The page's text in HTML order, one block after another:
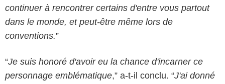
continuer à rencontrer certains d'entre vous partout
dans le monde, et peut-être même lors de
conventions.”
“Je suis honoré d'avoir eu la chance d'incarner ce
personnage emblématique,” a-t-il conclu. “J'ai donné